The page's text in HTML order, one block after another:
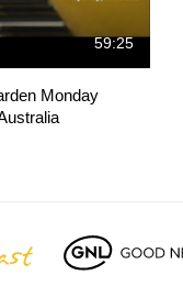
59:25
Monday